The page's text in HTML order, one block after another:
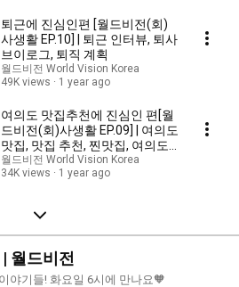
퇴근에 진심인편 [월드비전(회)
사생활 EP.10] | 퇴근 인터뷰, 퇴사
브이로그, 퇴직 계획
월드비전 World Vision Korea
49K views
1 year ago
여의도 맛집추천에 진심인 편[월
드비전(회)사생활 EP.09] | 여의도
맛집, 맛집 추천, 찐맛집, 여의도
역
월드비전 World Vision Korea
34K views
1 year ago
김창옥이 왔다갔다🎤 | 월드비전
소통전문가가 들려주는 인생 이야기들! 화요일 6시에 만나요🧡